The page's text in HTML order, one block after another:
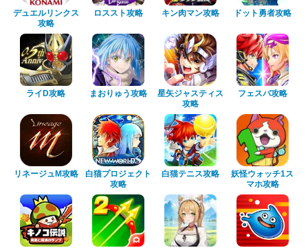
デュエルリンクス
攻略
ロススト攻略 キン肉マン攻略 ドット勇者攻略
ライD攻略 まおりゅう攻略
星矢ジャスティス
攻略
フェスバ攻略
リネージュM攻略
白猫プロジェクト
攻略
白猫テニス攻略
妖怪ウォッチ1ス
マホ攻略